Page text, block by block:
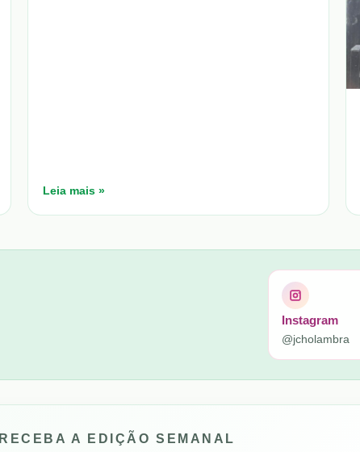
Leia mais »
Instagram
@jcholambra
RECEBA A EDIÇÃO SEMANAL